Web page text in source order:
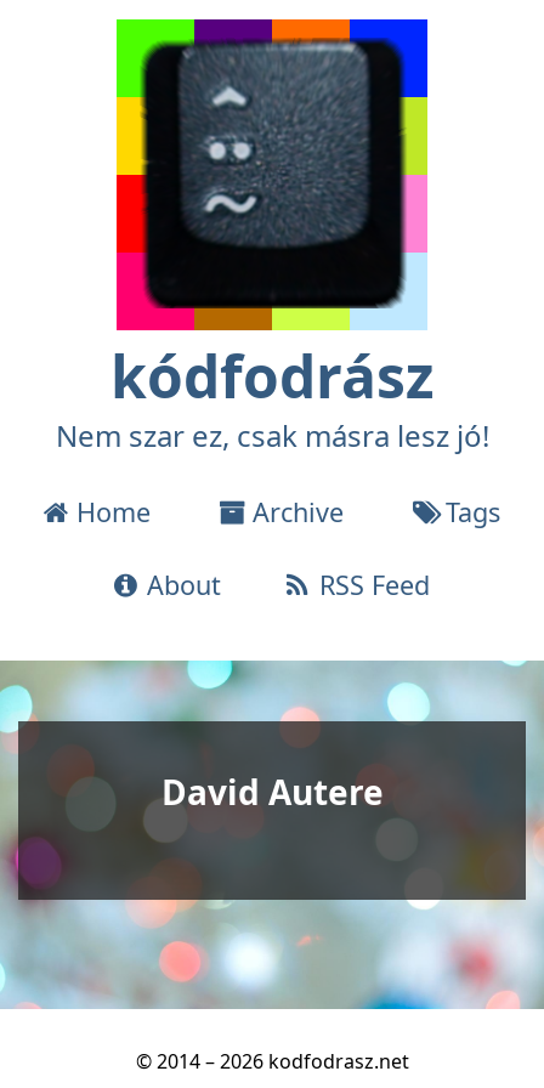
kódfodrász
Nem szar ez, csak másra lesz jó!
Home Archive Tags
About RSS Feed
David Autere
© 2014 – 2026 kodfodrasz.net